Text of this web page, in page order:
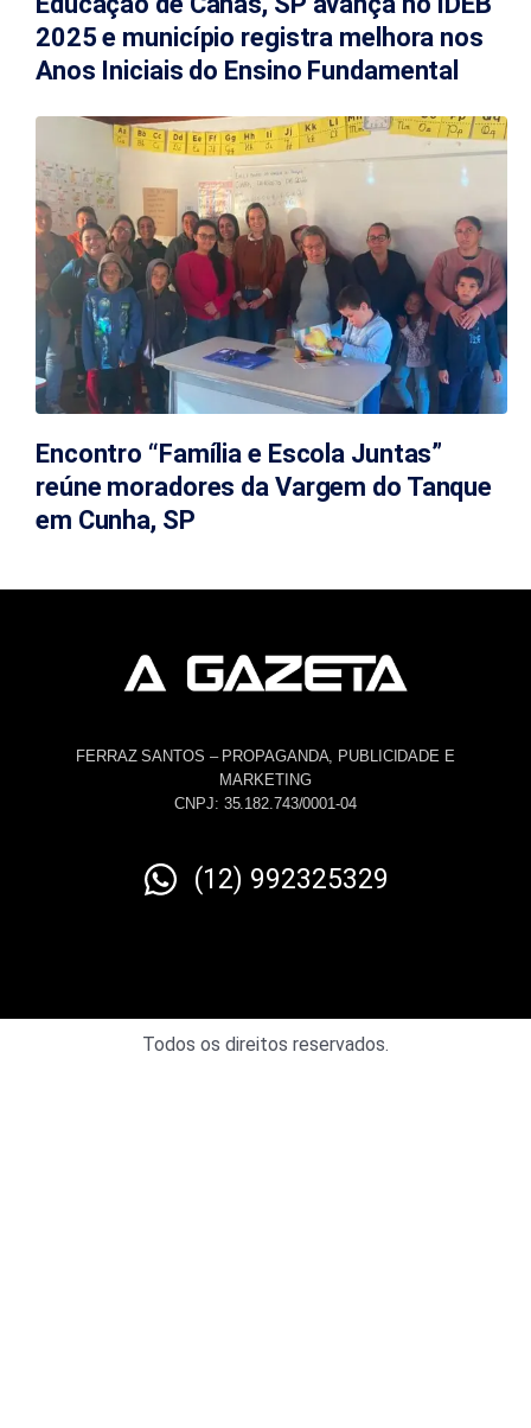
2025 e município registra melhora nos
Anos Iniciais do Ensino Fundamental
Encontro “Família e Escola Juntas”
reúne moradores da Vargem do Tanque
em Cunha, SP
FERRAZ SANTOS – PROPAGANDA, PUBLICIDADE E
MARKETING
CNPJ: 35.182.743/0001-04
(12) 992325329
Todos os direitos reservados.